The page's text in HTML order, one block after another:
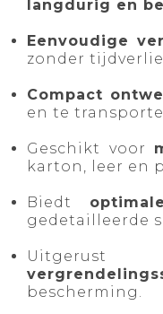
langdurig en
Eenvoudige
zonder
Compact
en te
Geschikt voor
karton, leer en
Biedt
gedetailleerde
bescherming.